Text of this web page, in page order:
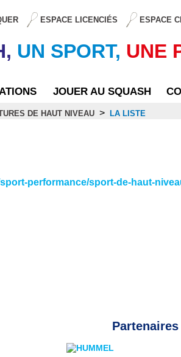
ESPACE LICENCIÉS ESPACE
UN SPORT, UNE
JOUER AU SQUASH
DE HAUT NIVEAU > LA LISTE
performance/sport-de-haut-
Partenaires